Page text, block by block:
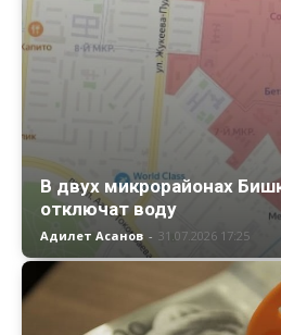
В двух микрорайонах
отключат воду
Адилет Асанов - 31.07.2026 17:25